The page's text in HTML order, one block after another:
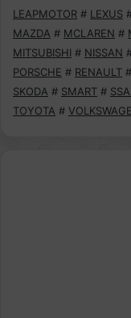
LEAPMOTOR # LEXUS
MAZDA # MCLAREN #
MITSUBISHI # NISSAN
PORSCHE # RENAULT #
SKODA # SMART #
TOYOTA #